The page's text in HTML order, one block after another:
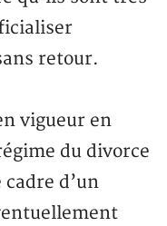
retour.
vigueur en
du divorce
d’un